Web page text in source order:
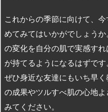
これからの季節に向けて、
めてみてはいかがでしょう
の変化を自分の肌で実感す
が持てるようになるはずです
ぜひ身近な友達にもいち早
の成果やツルすべ肌の心地
みてください。